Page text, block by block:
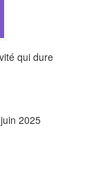
qui dure
juin 2025